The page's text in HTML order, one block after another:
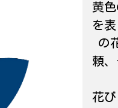
黄
を
の
頼
花